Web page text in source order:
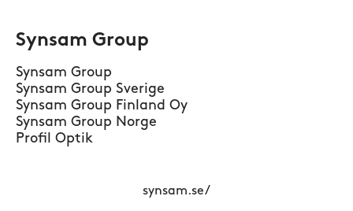
Synsam Group
Synsam Group
Synsam Group Sverige
Synsam Group Finland Oy
Synsam Group Norge
Profil Optik
synsam.se/